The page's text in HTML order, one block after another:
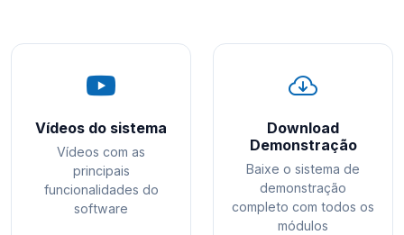
Vídeos do sistema
Vídeos com as
principais
funcionalidades do
software
Download
Demonstração
Baixe o sistema de
demonstração
completo com todos os
módulos